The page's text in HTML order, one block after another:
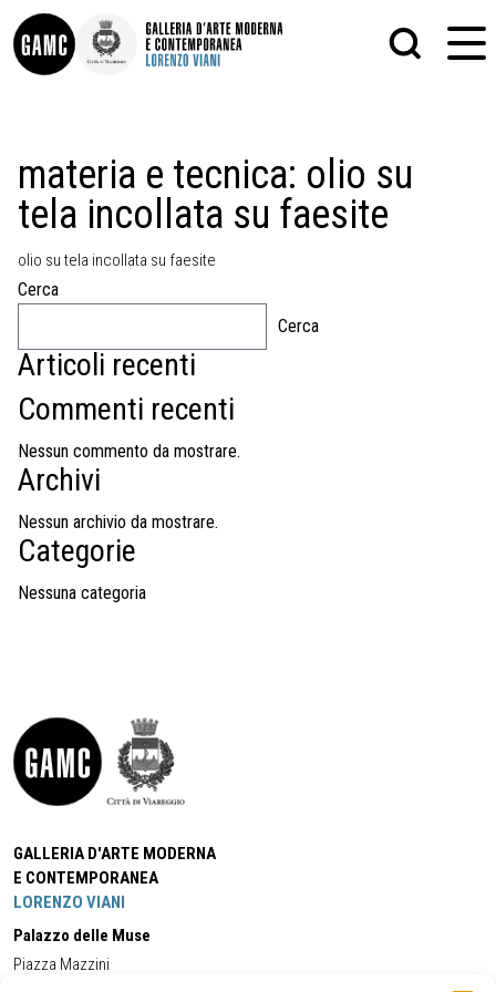
CONTATTI
DIDATTICA
SHOP
LE COLLEZIONI
GLI AUTORI
MOSTRE
EVENTI
PALAZZO DELLE MUSE
GRAFICA
PITTURA
SCULTURA
STAMPA
materia e tecnica: olio su
tela incollata su faesite
olio su tela incollata su faesite
Cerca
Cerca
Articoli recenti
Commenti recenti
Nessun commento da mostrare.
Archivi
Nessun archivio da mostrare.
Categorie
Nessuna categoria
GALLERIA D'ARTE MODERNA
E CONTEMPORANEA
LORENZO VIANI
Palazzo delle Muse
Piazza Mazzini